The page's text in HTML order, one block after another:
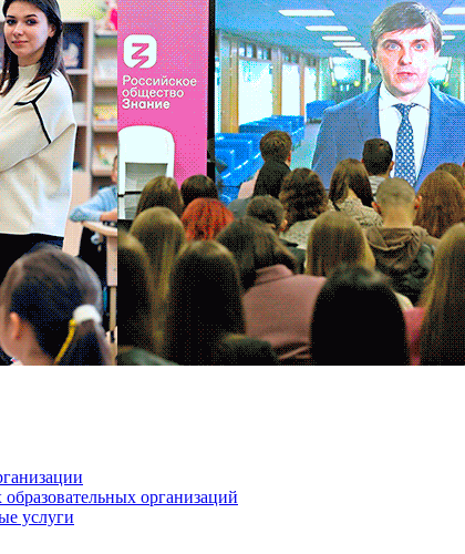
организаций
услуги